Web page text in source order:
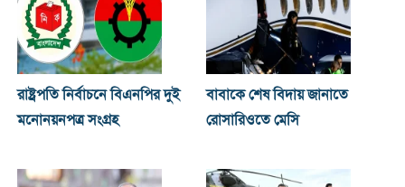
রাষ্ট্রপতি নির্বাচনে বিএনপির দুই
মনোনয়নপত্র সংগ্রহ
বাবাকে শেষ বিদায় জানাতে
রোসারিওতে মেসি